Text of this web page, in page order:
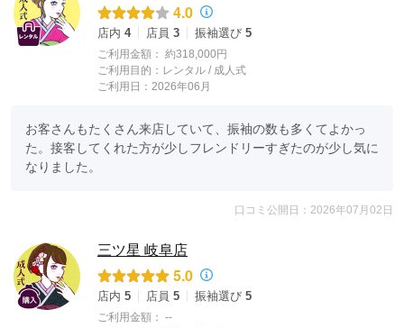
4.0
店内 4 店員 3 振袖選び 5
ご利用金額： 約318,000円
ご利用目的： レンタル / 成人式
ご利用日：2026年06月
お客さんもたくさん来店していて、振袖の数も多くてよかっ
た。接客してくれた方が少しフレンドリーすぎたのが少し気に
なりました。
口コミ公開日：2026年07月02日
三ツ星 岐阜店
5.0
店内 5 店員 5 振袖選び 5
ご利用金額： --